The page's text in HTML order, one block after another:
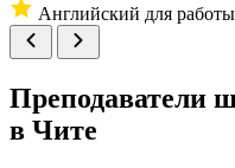
Английский для
Преподаватели
в Чите